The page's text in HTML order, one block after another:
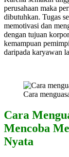
perusahaan maka
dibutuhkan. Tugas
memotivasi dan
dengan tujuan
kemampuan
daripada karyawan
Cara
Cara
Mencoba
Nyata